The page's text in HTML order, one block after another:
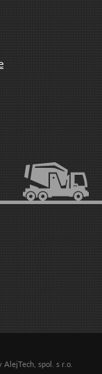
AlejTech, spol. s r.o.